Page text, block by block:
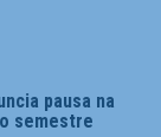
pausa na
semestre